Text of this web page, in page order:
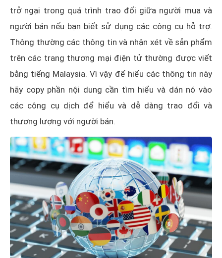
trở ngại trong quá trình trao đổi giữa người mua và
người bán nếu bạn biết sử dụng các công cụ hỗ trợ.
Thông thường các thông tin và nhận xét về sản phẩm
trên các trang thương mại điện tử thường được viết
bằng tiếng Malaysia. Vì vậy để hiểu các thông tin này
hãy copy phần nội dung cần tìm hiểu và dán nó vào
các công cụ dịch để hiểu và dễ dàng trao đổi và
thương lượng với người bán.